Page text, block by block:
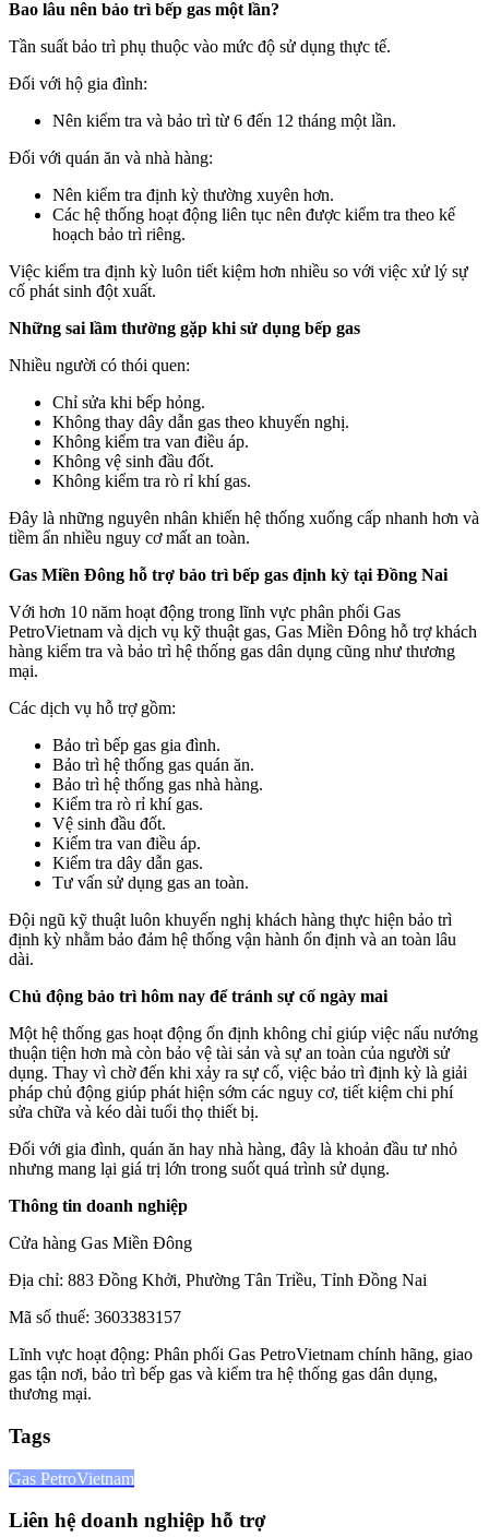
Bao lâu nên bảo trì bếp gas một lần?
Tần suất bảo trì phụ thuộc vào mức độ sử dụng thực tế.
Đối với hộ gia đình:
Nên kiểm tra và bảo trì từ 6 đến 12 tháng một lần.
Đối với quán ăn và nhà hàng:
Nên kiểm tra định kỳ thường xuyên hơn.
Các hệ thống hoạt động liên tục nên được kiểm tra theo kế
hoạch bảo trì riêng.
Việc kiểm tra định kỳ luôn tiết kiệm hơn nhiều so với việc xử lý sự
cố phát sinh đột xuất.
Những sai lầm thường gặp khi sử dụng bếp gas
Nhiều người có thói quen:
Chỉ sửa khi bếp hỏng.
Không thay dây dẫn gas theo khuyến nghị.
Không kiểm tra van điều áp.
Không vệ sinh đầu đốt.
Không kiểm tra rò rỉ khí gas.
Đây là những nguyên nhân khiến hệ thống xuống cấp nhanh hơn và
tiềm ẩn nhiều nguy cơ mất an toàn.
Gas Miền Đông hỗ trợ bảo trì bếp gas định kỳ tại Đồng Nai
Với hơn 10 năm hoạt động trong lĩnh vực phân phối Gas
PetroVietnam và dịch vụ kỹ thuật gas, Gas Miền Đông hỗ trợ khách
hàng kiểm tra và bảo trì hệ thống gas dân dụng cũng như thương
mại.
Các dịch vụ hỗ trợ gồm:
Bảo trì bếp gas gia đình.
Bảo trì hệ thống gas quán ăn.
Bảo trì hệ thống gas nhà hàng.
Kiểm tra rò rỉ khí gas.
Vệ sinh đầu đốt.
Kiểm tra van điều áp.
Kiểm tra dây dẫn gas.
Tư vấn sử dụng gas an toàn.
Đội ngũ kỹ thuật luôn khuyến nghị khách hàng thực hiện bảo trì
định kỳ nhằm bảo đảm hệ thống vận hành ổn định và an toàn lâu
dài.
Chủ động bảo trì hôm nay để tránh sự cố ngày mai
Một hệ thống gas hoạt động ổn định không chỉ giúp việc nấu nướng
thuận tiện hơn mà còn bảo vệ tài sản và sự an toàn của người sử
dụng. Thay vì chờ đến khi xảy ra sự cố, việc bảo trì định kỳ là giải
pháp chủ động giúp phát hiện sớm các nguy cơ, tiết kiệm chi phí
sửa chữa và kéo dài tuổi thọ thiết bị.
Đối với gia đình, quán ăn hay nhà hàng, đây là khoản đầu tư nhỏ
nhưng mang lại giá trị lớn trong suốt quá trình sử dụng.
Thông tin doanh nghiệp
Cửa hàng Gas Miền Đông
Địa chỉ: 883 Đồng Khởi, Phường Tân Triều, Tỉnh Đồng Nai
Mã số thuế: 3603383157
Lĩnh vực hoạt động: Phân phối Gas PetroVietnam chính hãng, giao
gas tận nơi, bảo trì bếp gas và kiểm tra hệ thống gas dân dụng,
thương mại.
Tags
Gas PetroVietnam
Liên hệ doanh nghiệp hỗ trợ